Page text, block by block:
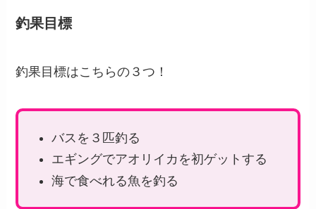
釣果目標
釣果目標はこちらの３つ！
バスを３匹釣る
エギングでアオリイカを初ゲットする
海で食べれる魚を釣る